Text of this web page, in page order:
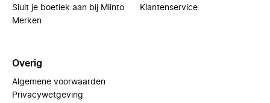
Sluit je boetiek aan bij Miinto
Merken
Klantenservice
Overig
Algemene voorwaarden
Privacywetgeving